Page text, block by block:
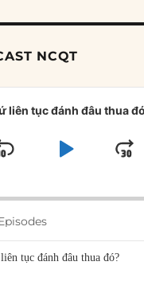
NCQT
liên tục đánh đâu thua
SKIP
PLAY
tục đánh đâu thua đó?